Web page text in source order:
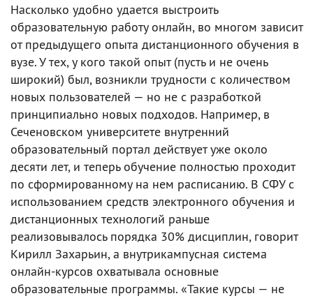
Насколько удобно удается выстроить
образовательную работу онлайн, во многом зависит
от предыдущего опыта дистанционного обучения в
вузе. У тех, у кого такой опыт (пусть и не очень
широкий) был, возникли трудности с количеством
новых пользователей — но не с разработкой
принципиально новых подходов. Например, в
Сеченовском университете внутренний
образовательный портал действует уже около
десяти лет, и теперь обучение полностью проходит
по сформированному на нем расписанию. В СФУ с
использованием средств электронного обучения и
дистанционных технологий раньше
реализовывалось порядка 30% дисциплин, говорит
Кирилл Захарьин, а внутрикампусная система
онлайн-курсов охватывала основные
образовательные программы. «Такие курсы — не